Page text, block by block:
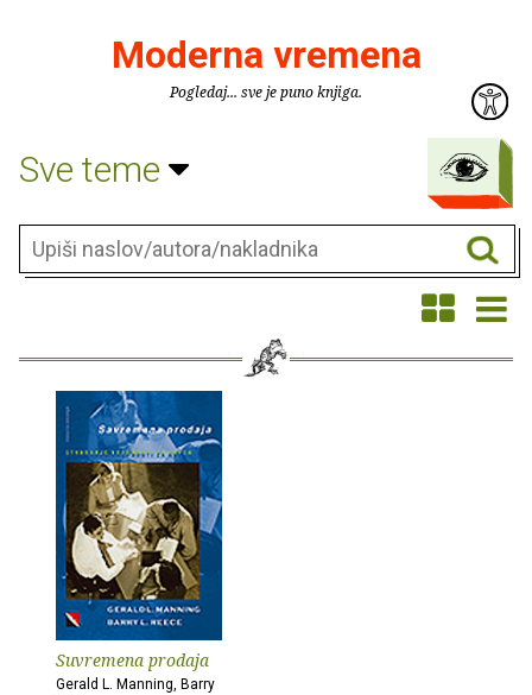
Moderna vremena
Pogledaj... sve je puno knjiga.
Sve teme
Suvremena prodaja
Gerald L. Manning, Barry